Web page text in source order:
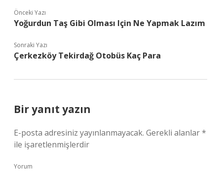
Önceki Yazı
Yoğurdun Taş Gibi Olması Için Ne Yapmak Lazım
Sonraki Yazı
Çerkezköy Tekirdağ Otobüs Kaç Para
Bir yanıt yazın
E-posta adresiniz yayınlanmayacak. Gerekli alanlar*
ile işaretlenmişlerdir
Yorum